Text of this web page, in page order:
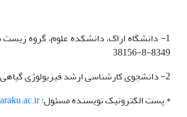
1- دانشگاه اراک، دانشکده علوم، گروه
8349-8-38156
2- دانشجوی کارشناسی ارشد فیزیولوژی گیاهی
* پست الکترونیک نویسنده مسئول: